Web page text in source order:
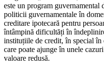
este un program
politicii guvernamentale în
creditare ipotecară pentru
întâmpină dificultăți în
instituțiile de credit, în special în
care poate ajunge în unele
valoare redusă.